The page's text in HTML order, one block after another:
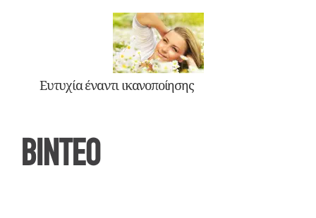
Ευτυχία έναντι ικανοποίησης
ΒΙΝΤΕΟ